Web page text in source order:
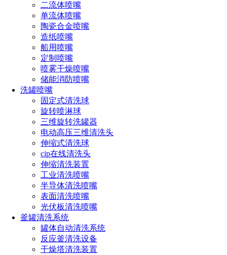
二流体喷嘴
单流体喷嘴
陶瓷合金喷嘴
造纸喷嘴
船用喷嘴
定制喷嘴
喷雾干燥喷嘴
储能消防喷嘴
洗罐喷嘴
固定式清洗球
旋转喷淋球
三维旋转洗罐器
电动高压三维清洗头
伸缩式清洗球
cip在线清洗头
伸缩清洗装置
工业清洗喷嘴
半导体清洗喷嘴
表面清洗喷嘴
光伏板清洗喷嘴
釜罐清洗系统
罐体自动清洗系统
反应釜清洗设备
干燥塔清洗装置
喷雾角度：45-90度
喷嘴流量：0.0125-0.24升/分(20-100巴
低压精细雾化喷嘴接口类型：
螺纹标准：标准英制锥管螺纹bspt、美制锥管螺纹NPT,外
螺纹接头
低压精细雾化喷嘴的特点
1、低压喷嘴空气的辅助就能进行喷雾,系统装置简单。能
进行充分雾化使用成本低,喷雾效果好